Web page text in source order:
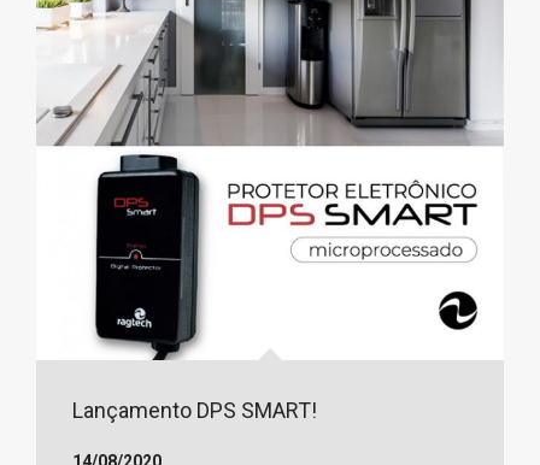
Lançamento DPS SMART!
14/08/2020